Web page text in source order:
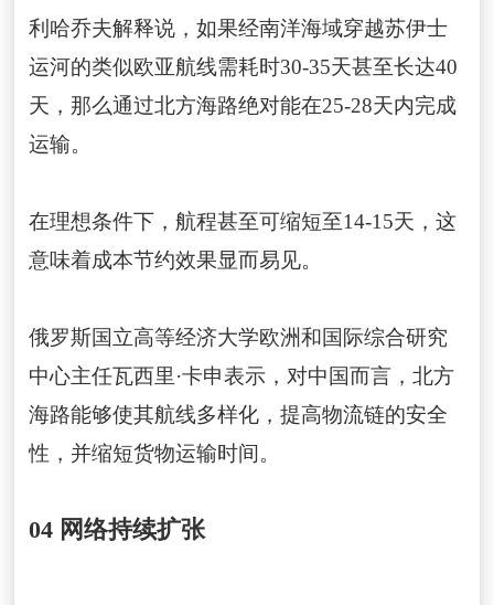
利哈乔夫解释说，如果经南洋海域穿越苏伊士
运河的类似欧亚航线需耗时30-35天甚至长达40
天，那么通过北方海路绝对能在25-28天内完成
运输。
在理想条件下，航程甚至可缩短至14-15天，这
意味着成本节约效果显而易见。
俄罗斯国立高等经济大学欧洲和国际综合研究
中心主任瓦西里·卡申表示，对中国而言，北方
海路能够使其航线多样化，提高物流链的安全
性，并缩短货物运输时间。
04 网络持续扩张